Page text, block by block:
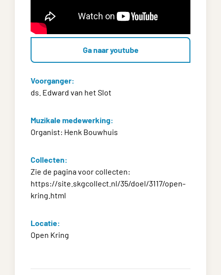
Ga naar youtube
Voorganger:
ds. Edward van het Slot
Muzikale medewerking:
Organist: Henk Bouwhuis
Collecten:
Zie de pagina voor collecten:
https://site.skgcollect.nl/35/doel/3117/open-
kring.html
Locatie:
Open Kring